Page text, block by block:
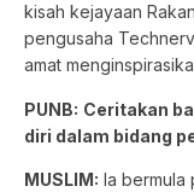
kisah kejayaan
pengusaha
amat
PUNB: Ceritakan
diri dalam bidang
MUSLIM: Ia bermula